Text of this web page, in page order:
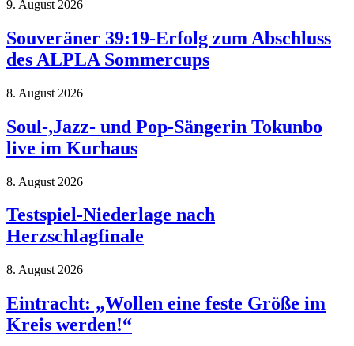
9. August 2026
Souveräner 39:19-Erfolg zum Abschluss
des ALPLA Sommercups
8. August 2026
Soul-,Jazz- und Pop-Sängerin Tokunbo
live im Kurhaus
8. August 2026
Testspiel-Niederlage nach
Herzschlagfinale
8. August 2026
Eintracht: „Wollen eine feste Größe im
Kreis werden!“